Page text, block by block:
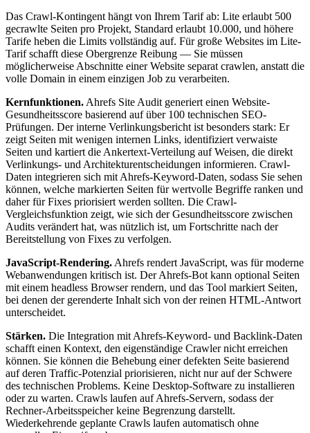
Das Crawl-Kontingent hängt von Ihrem Tarif ab: Lite erlaubt 500
gecrawlte Seiten pro Projekt, Standard erlaubt 10.000, und höhere
Tarife heben die Limits vollständig auf. Für große Websites im Lite-
Tarif schafft diese Obergrenze Reibung — Sie müssen
möglicherweise Abschnitte einer Website separat crawlen, anstatt die
volle Domain in einem einzigen Job zu verarbeiten.
Kernfunktionen. Ahrefs Site Audit generiert einen Website-
Gesundheitsscore basierend auf über 100 technischen SEO-
Prüfungen. Der interne Verlinkungsbericht ist besonders stark: Er
zeigt Seiten mit wenigen internen Links, identifiziert verwaiste
Seiten und kartiert die Ankertext-Verteilung auf Weisen, die direkt
Verlinkungs- und Architekturentscheidungen informieren. Crawl-
Daten integrieren sich mit Ahrefs-Keyword-Daten, sodass Sie sehen
können, welche markierten Seiten für wertvolle Begriffe ranken und
daher für Fixes priorisiert werden sollten. Die Crawl-
Vergleichsfunktion zeigt, wie sich der Gesundheitsscore zwischen
Audits verändert hat, was nützlich ist, um Fortschritte nach der
Bereitstellung von Fixes zu verfolgen.
JavaScript-Rendering. Ahrefs rendert JavaScript, was für moderne
Webanwendungen kritisch ist. Der Ahrefs-Bot kann optional Seiten
mit einem headless Browser rendern, und das Tool markiert Seiten,
bei denen der gerenderte Inhalt sich von der reinen HTML-Antwort
unterscheidet.
Stärken. Die Integration mit Ahrefs-Keyword- und Backlink-Daten
schafft einen Kontext, den eigenständige Crawler nicht erreichen
können. Sie können die Behebung einer defekten Seite basierend
auf deren Traffic-Potenzial priorisieren, nicht nur auf der Schwere
des technischen Problems. Keine Desktop-Software zu installieren
oder zu warten. Crawls laufen auf Ahrefs-Servern, sodass der
Rechner-Arbeitsspeicher keine Begrenzung darstellt.
Wiederkehrende geplante Crawls laufen automatisch ohne